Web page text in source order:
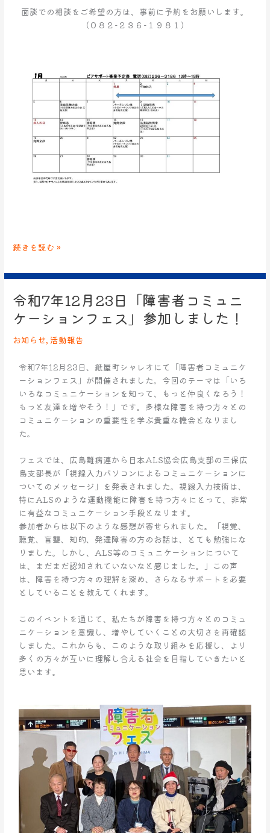
面談での相談をご希望の方は、事前に予約をお願いします。
（０８２−２３６−１９８１）
続きを読む »
令和7年12月23日「障害者コミュニ
ケーションフェス」参加しました！
お知らせ, 活動報告
令和7年12月23日、紙屋町シャレオにて「障害者コミュニケ
ーションフェス」が開催されました。今回のテーマは「いろ
いろなコミュニケーションを知って、もっと仲良くなろう！
もっと友達を増やそう！」です。多様な障害を持つ方々との
コミュニケーションの重要性を学ぶ貴重な機会となりまし
た。
フェスでは、広島難病連から日本ALS協会広島支部の三保広
島支部長が「視線入力パソコンによるコミュニケーションに
ついてのメッセージ」を発表されました。視線入力技術は、
特にALSのような運動機能に障害を持つ方々にとって、非常
に有益なコミュニケーション手段となります。
参加者からは以下のような感想が寄せられました。「視覚、
聴覚、盲聾、知的、発達障害の方のお話は、とても勉強にな
りました。しかし、ALS等のコミュニケーションについて
は、まだまだ認知されていないなと感じました。」この声
は、障害を持つ方々の理解を深め、さらなるサポートを必要
としていることを教えてくれます。
このイベントを通じて、私たちが障害を持つ方々とのコミュ
ニケーションを意識し、増やしていくことの大切さを再確認
しました。これからも、このような取り組みを応援し、より
多くの方々が互いに理解し合える社会を目指していきたいと
思います。
令
和
7
年
月
日
「障
害
者
ミ
ュ
ニ
ケ
ー
シ
ョ
フ
ェ
ス」
加
し
ま
し
た！